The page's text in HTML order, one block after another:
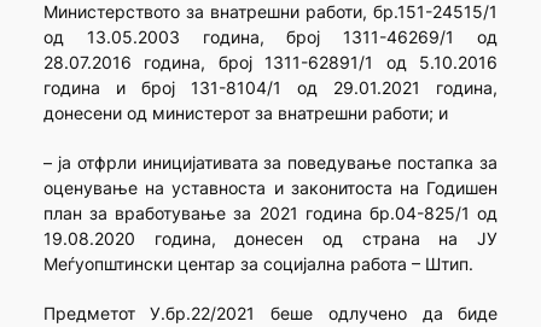
Министерството за внатрешни работи, бр.151-24515/1
од 13.05.2003 година, број 1311-46269/1 од
28.07.2016 година, број 1311-62891/1 од 5.10.2016
година и број 131-8104/1 од 29.01.2021 година,
донесени од министерот за внатрешни работи; и
– ја отфрли иницијативата за поведување постапка за
оценување на уставноста и законитоста на Годишен
план за вработување за 2021 година бр.04-825/1 од
19.08.2020 година, донесен од страна на ЈУ
Меѓуопштински центар за социјална работа – Штип.
Предметот У.бр.22/2021 беше одлучено да биде